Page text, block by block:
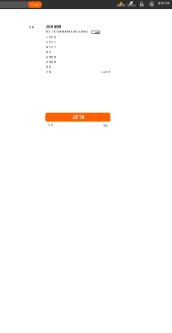
搜索 收藏本站 创作中心 收藏 充值
登录 |注册
收藏 高清贴图
ID: 1974006860050124801 复制
上传时间
文件大小
图片尺寸
格式
品牌贴图
无缝贴图
授权
价格 0.00艺币
立即下载
分享 举报